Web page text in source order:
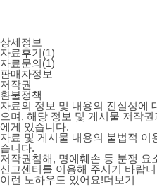
상세정보
자료후기(1)
자료문의(1)
판매자정보
저작권
환불정책
자료의 정보 및 내용의 진실성에
으며, 해당 정보 및 게시물 저작
에게 있습니다.
자료 및 게시물 내용의 불법적 이
습니다.
저작권침해, 명예훼손 등 분쟁 요
신고센터를 이용해 주시기 바랍
이런 노하우도 있어요!더보기